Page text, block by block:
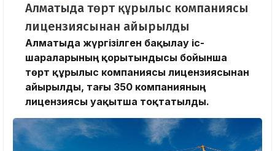
Алматыда төрт құрылыс компаниясы
лицензиясынан айырылды
Алматыда жүргізілген бақылау іс-
шараларының қорытындысы бойынша
төрт құрылыс компаниясы лицензиясынан
айырылды, тағы 350 компанияның
лицензиясы уақытша тоқтатылды.